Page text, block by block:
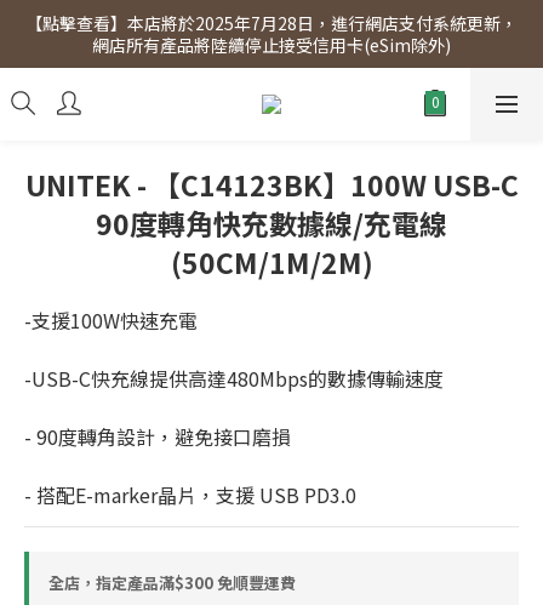
【點擊查看】會員專享 星期三全單95折!!!（優惠期至2026年12月
31日）。滿$300即免運費。
【點擊查看】本店將於2025年7月28日，進行網店支付系統更新，
網店所有產品將陸續停止接受信用卡(eSim除外)
【點擊查看】會員專享 星期三全單95折!!!（優惠期至2026年12月
31日）。滿$300即免運費。
UNITEK - 【C14123BK】100W USB-C
90度轉角快充數據線/充電線
(50CM/1M/2M)
-支援100W快速充電
-USB-C快充線提供高達480Mbps的數據傳輸速度
- 90度轉角設計，避免接口磨損
- 搭配E-marker晶片，支援 USB PD3.0
全店，指定產品滿$300 免順豐運費